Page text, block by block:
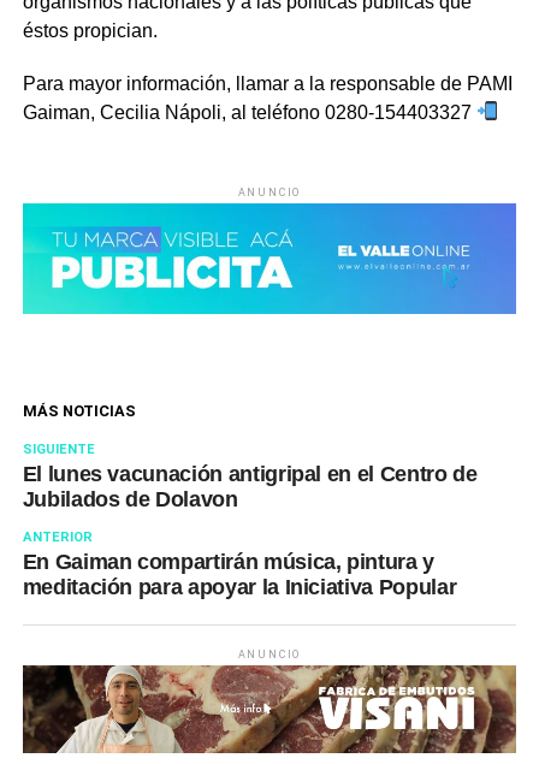
éstos propician.
Para mayor información, llamar a la responsable de PAMI
Gaiman, Cecilia Nápoli, al teléfono 0280-154403327
ANUNCIO
MÁS NOTICIAS
SIGUIENTE
El lunes vacunación antigripal en el Centro de
Jubilados de Dolavon
ANTERIOR
En Gaiman compartirán música, pintura y
meditación para apoyar la Iniciativa Popular
ANUNCIO